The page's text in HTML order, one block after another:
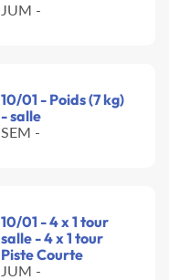
JUM -
10/01 - Poids (7 kg)
- salle
SEM -
10/01 - 4 x 1 tour
salle - 4 x 1 tour
Piste Courte
JUM -